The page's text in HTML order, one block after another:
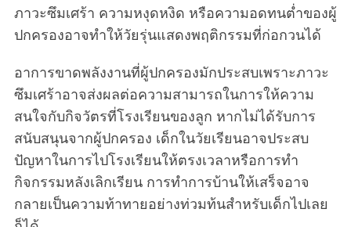
ภาวะซึมเศร้า ความหงุดหงิด หรือความอดทนต่ำของผู้
ปกครองอาจทำให้วัยรุ่นแสดงพฤติกรรมที่ก่อกวนได้
อาการขาดพลังงานที่ผู้ปกครองมักประสบเพราะภาวะ
ซึมเศร้าอาจส่งผลต่อความสามารถในการให้ความ
สนใจกับกิจวัตรที่โรงเรียนของลูก หากไม่ได้รับการ
สนับสนุนจากผู้ปกครอง เด็กในวัยเรียนอาจประสบ
ปัญหาในการไปโรงเรียนให้ตรงเวลาหรือการทำ
กิจกรรมหลังเลิกเรียน การทำการบ้านให้เสร็จอาจ
กลายเป็นความท้าทายอย่างท่วมท้นสำหรับเด็กไปเลย